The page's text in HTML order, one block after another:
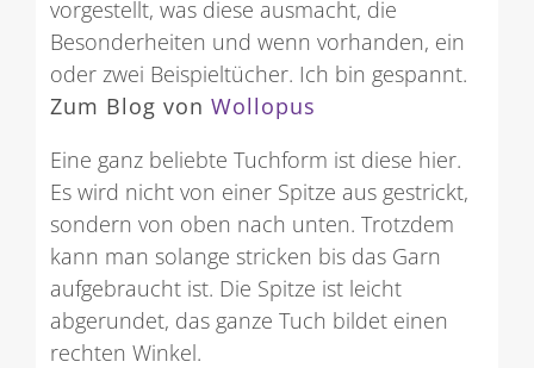
vorgestellt, was diese ausmacht, die
Besonderheiten und wenn vorhanden, ein
oder zwei Beispieltücher. Ich bin gespannt.
Zum Blog von Wollopus
Eine ganz beliebte Tuchform ist diese hier.
Es wird nicht von einer Spitze aus gestrickt,
sondern von oben nach unten. Trotzdem
kann man solange stricken bis das Garn
aufgebraucht ist. Die Spitze ist leicht
abgerundet, das ganze Tuch bildet einen
rechten Winkel.